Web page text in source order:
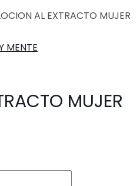
AL EXTRACTO MUJER
MENTE
MUJER